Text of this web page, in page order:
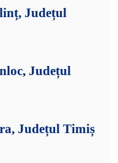
Județul
Județul
Județul Timiș